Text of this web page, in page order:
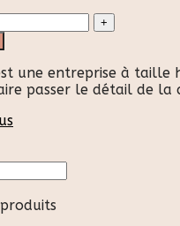
une entreprise à taille
passer le détail de